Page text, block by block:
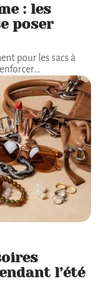
: les
poser
pour les sacs à
…
l’été